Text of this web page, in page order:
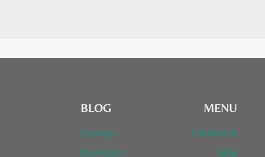
BLOG
Ekologia
Recyklácia
MENU
EkoMall.sk
Blog